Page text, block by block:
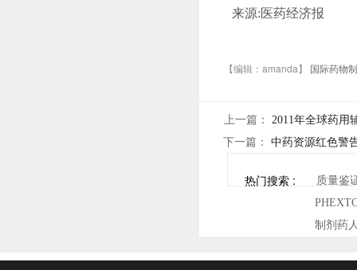
来源:医药经济报
【编辑：amanda】 国际药物
上一篇： 2011年全球药用
下一篇： 中药资源红色警
热门搜索 :
质量鉴
制剂药